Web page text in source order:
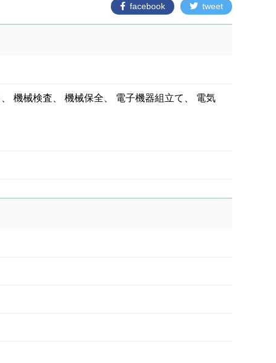
facebook tweet
機械検査 機械保全 電子機器組立て
電気